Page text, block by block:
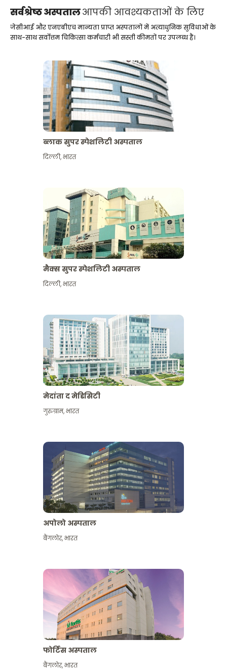
सर्वश्रेष्ठ अस्पतालआपकी आवश्यकताओं के लिए
जेसीआई और एनएबीएच मान्यता प्राप्त अस्पतालों में अत्याधुनिक सुविधाओं के
साथ-साथ सर्वोत्तम चिकित्सा कर्मचारी भी सस्ती कीमतों पर उपलब्ध हैं।
ब्लाक सुपर स्पेशलिटी अस्पताल
दिल्ली,भारत
मैक्स सुपर स्पेशलिटी अस्पताल
दिल्ली,भारत
मेदांता द मेडिसिटी
गुरुग्राम,भारत
अपोलो अस्पताल
बैंगलोर,भारत
फोर्टिस अस्पताल
बैंगलोर,भारत